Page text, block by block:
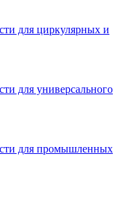
для циркулярных и
для универсального
для промышленных